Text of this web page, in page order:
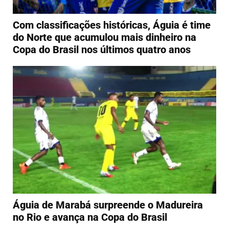
Com classificações históricas, Águia é time
do Norte que acumulou mais dinheiro na
Copa do Brasil nos últimos quatro anos
Águia de Marabá surpreende o Madureira
no Rio e avança na Copa do Brasil